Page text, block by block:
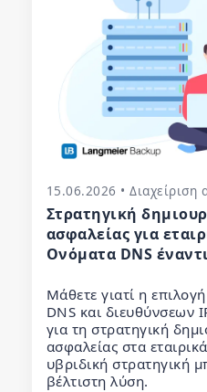
15.06.2026 • Διαχείριση
Στρατηγική
ασφαλείας για
Ονόματα DNS
Μάθετε γιατί η
DNS και διευθύνσεων
για τη στρατηγική
ασφαλείας στα
υβριδική στρατηγική
βέλτιστη λύση.